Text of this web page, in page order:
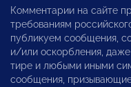
Комментарии на сайте
требованиям
публикуем сообщения,
и/или оскорбления,
тире и любыми иными
сообщения,